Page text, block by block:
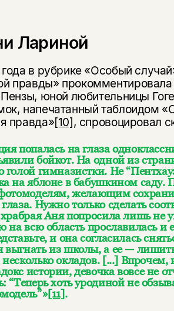
Лариной
в рубрике «Особый
правды» прокомментировала
Пензы, юной любительницы
напечатанный таблоидом
правда»[10], спровоцировал
попалась на глаза
бойкот. На одной из
голой гимназистки. Не
на яблоне в бабушкином саду.
желающим
Нужно только сделать
Аня попросила лишь не
на всю область прославилась и
и она согласилась
из школы, а ее —
окладов. [...] Впрочем,
истории, девочка вовсе не
“Теперь хоть уродиной не
[11].